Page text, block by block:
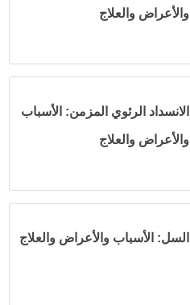
والأعراض والعلاج
الانسداد الرئوي المزمن: الأسباب
والأعراض والعلاج
السل: الأسباب والأعراض والعلاج